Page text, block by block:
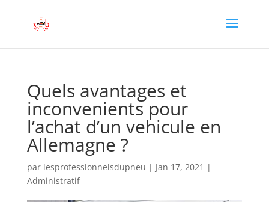
Quels avantages et
inconvenients pour
l’achat d’un vehicule en
Allemagne ?
par lesprofessionnelsdupneu | Jan 17, 2021 |
Administratif